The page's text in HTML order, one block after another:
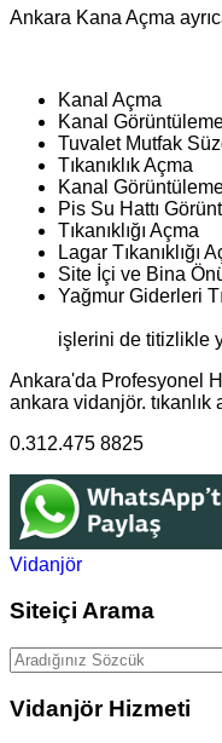
Ankara Kana Açma
Kanal Açma
Kanal
Tuvalet Mutfak
Tıkanıklık Açma
Kanal
Pis Su Hattı
Tıkanıklığı Açma
Lagar Tıkanıklığı
Site İçi ve Bina
Yağmur Giderleri
işlerini de titizlikle
Ankara'da Profesyonel
ankara vidanjör. tıkanlık
0.312.475 8825
Vidanjör
Siteiçi Arama
Vidanjör Hizmeti